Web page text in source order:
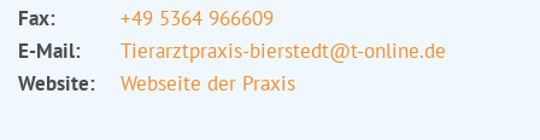
Fax:
+49 5364 966609
E-Mail:
Tierarztpraxis-bierstedt@t-online.de
Website:
Webseite der Praxis